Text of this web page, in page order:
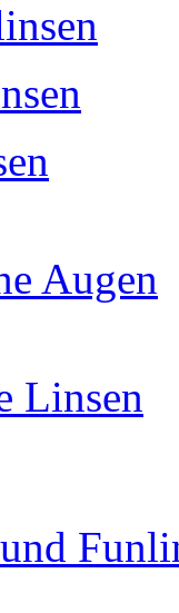
Augen
Linsen